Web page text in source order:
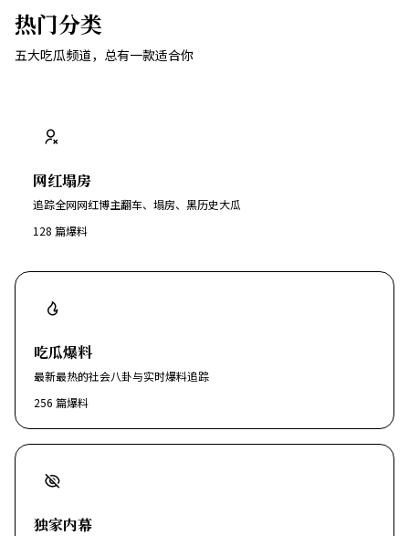
热门分类
五大吃瓜频道，总有一款适合你
网红塌房
追踪全网网红博主翻车、塌房、黑历史大瓜
128 篇爆料
吃瓜爆料
最新最热的社会八卦与实时爆料追踪
256 篇爆料
独家内幕